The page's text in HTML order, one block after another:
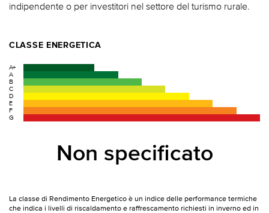
indipendente o per investitori nel settore del turismo rurale.
CLASSE ENERGETICA
A+
A
B
C
D
E
F
G
Non specificato
La classe di Rendimento Energetico è un indice delle performance termiche
che indica i livelli di riscaldamento e raffrescamento richiesti in inverno ed in